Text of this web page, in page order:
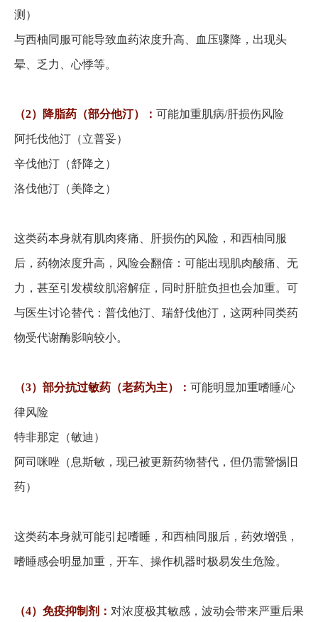
测）
与西柚同服可能导致血药浓度升高、血压骤降，出现头
晕、乏力、心悸等。
（2）降脂药（部分他汀）： 可能加重肌病/肝损伤风险
阿托伐他汀（立普妥）
辛伐他汀（舒降之）
洛伐他汀（美降之）
这类药本身就有肌肉疼痛、肝损伤的风险，和西柚同服
后，药物浓度升高，风险会翻倍：可能出现肌肉酸痛、无
力，甚至引发横纹肌溶解症，同时肝脏负担也会加重。可
与医生讨论替代：普伐他汀、瑞舒伐他汀，这两种同类药
物受代谢酶影响较小。
（3）部分抗过敏药（老药为主）： 可能明显加重嗜睡/心
律风险
特非那定（敏迪）
阿司咪唑（息斯敏，现已被更新药物替代，但仍需警惕旧
药）
这类药本身就可能引起嗜睡，和西柚同服后，药效增强，
嗜睡感会明显加重，开车、操作机器时极易发生危险。
（4）免疫抑制剂： 对浓度极其敏感，波动会带来严重后果